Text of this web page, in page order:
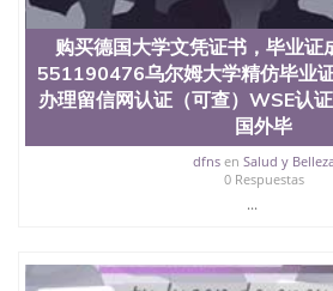
购买德国大学文凭证书，毕业证
551190476乌尔姆大学精仿毕业
办理留信网认证（可查）WSE认
国外毕
dfnsen Salud y
0 Respuestas
...